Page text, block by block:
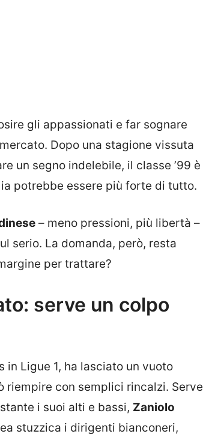
gli appassionati e far sognare
Dopo una stagione vissuta
un segno indelebile, il classe ’99 è
potrebbe essere più forte di tutto.
– meno pressioni, più libertà –
serio. La domanda, però, resta
per trattare?
serve un colpo
in Ligue 1, ha lasciato un vuoto
riempire con semplici rincalzi. Serve
i suoi alti e bassi, Zaniolo
stuzzica i dirigenti bianconeri,